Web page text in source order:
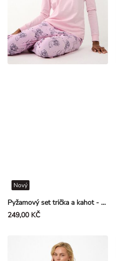
Pyžamový set trička a kahot - Tlapková patrola - Růžová
Nový
249,00 KČ